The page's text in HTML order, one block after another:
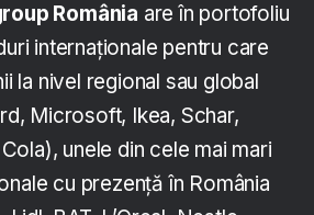
România are în portofoliu
internaționale pentru care
la nivel regional sau global
Microsoft, Ikea, Schar,
unele din cele mai mari
cu prezență în România